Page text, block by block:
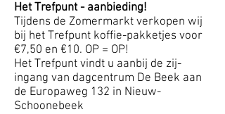
Het Trefpunt - aanbieding!
Tijdens de Zomermarkt verkopen wij
bij het Trefpunt koffie-pakketjes voor
€7,50 en €10. OP = OP!
Het Trefpunt vindt u aanbij de zij-
ingang van dagcentrum De Beek aan
de Europaweg 132 in Nieuw-
Schoonebeek